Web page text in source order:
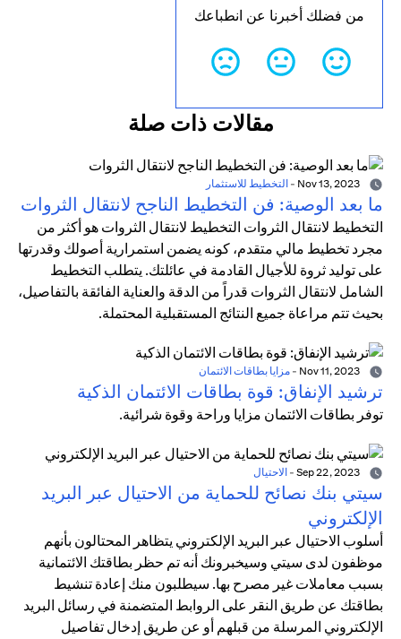
من فضلك أخبرنا عن انطباعك
مقالات ذات صلة
- التخطيط للاستثمار
ما بعد الوصية: فن التخطيط الناجح لانتقال الثروات
التخطيط لانتقال الثروات التخطيط لانتقال الثروات هو أكثر من
مجرد تخطيط مالي متقدم، كونه يضمن استمرارية أصولك وقدرتها
على توليد ثروة للأجيال القادمة في عائلتك. يتطلب التخطيط
الشامل لانتقال الثروات قدراً من الدقة والعناية الفائقة بالتفاصيل،
بحيث تتم مراعاة جميع النتائج المستقبلية المحتملة.
- مزايا بطاقات الائتمان
ترشيد الإنفاق: قوة بطاقات الائتمان الذكية
توفر بطاقات الائتمان مزايا وراحة وقوة شرائية.
- الاحتيال
سيتي بنك نصائح للحماية من الاحتيال عبر البريد
الإلكتروني
أسلوب الاحتيال عبر البريد الإلكتروني يتظاهر المحتالون بأنهم
موظفون لدى سيتي وسيخبرونك أنه تم حظر بطاقتك الائتمانية
بسبب معاملات غير مصرح بها. سيطلبون منك إعادة تنشيط
بطاقتك عن طريق النقر على الروابط المتضمنة في رسائل البريد
الإلكتروني المرسلة من قبلهم أو عن طريق إدخال تفاصيل